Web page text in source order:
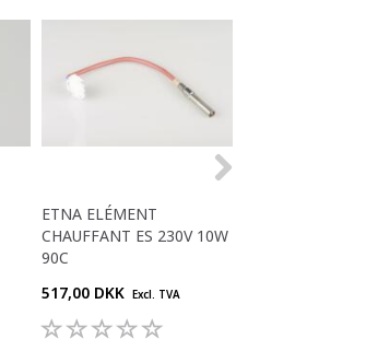
ETNA ELÉMENT
CHAUFFANT ES 230V 10W
90C
517,00 DKK Excl. TVA